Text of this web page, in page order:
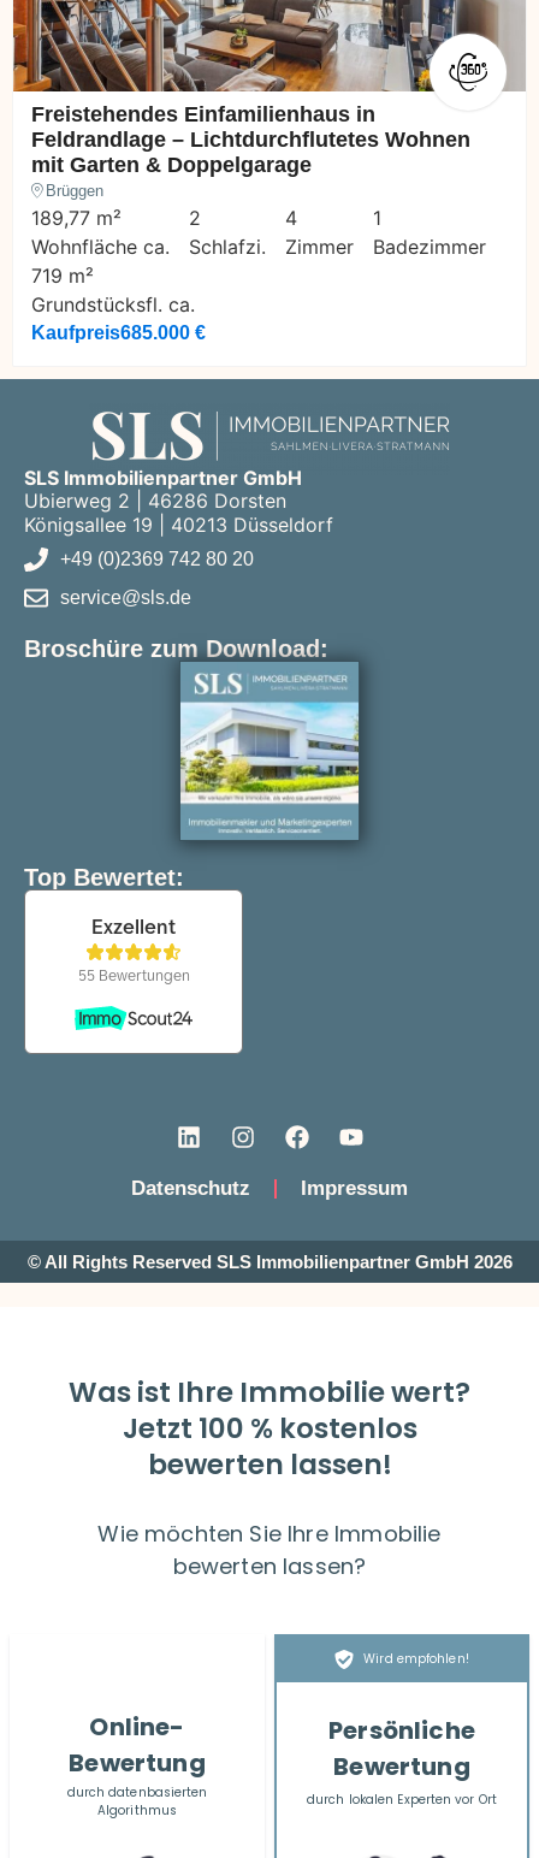
Freistehendes Einfamilienhaus in
Feldrandlage – Lichtdurchflutetes Wohnen
mit Garten & Doppelgarage
Brüggen
189,77 m²
Wohnfläche ca.
2
Schlafzi.
4
Zimmer
1
Badezimmer
719 m²
Grundstücksfl. ca.
Kaufpreis685.000 €
SLS Immobilienpartner GmbH
Ubierweg 2 | 46286 Dorsten
Königsallee 19 | 40213 Düsseldorf
+49 (0)2369 742 80 20
service@sls.de
Broschüre zum Download:
Top Bewertet:
Datenschutz Impressum
© All Rights Reserved SLS Immobilienpartner GmbH 2026